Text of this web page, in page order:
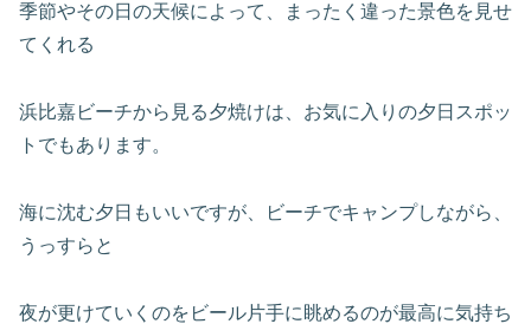
季節やその日の天候によって、まったく違った景色を見せ
てくれる
浜比嘉ビーチから見る夕焼けは、お気に入りの夕日スポッ
トでもあります。
海に沈む夕日もいいですが、ビーチでキャンプしながら、
うっすらと
夜が更けていくのをビール片手に眺めるのが最高に気持ち